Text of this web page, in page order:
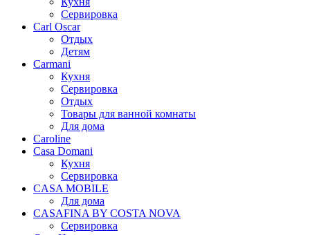
Сервировка
Carl Oscar
Отдых
Детям
Carmani
Кухня
Сервировка
Отдых
Товары для ванной комнаты
Для дома
Caroline
Casa Domani
Кухня
Сервировка
CASA MOBILE
Для дома
CASAFINA BY COSTA NOVA
Сервировка